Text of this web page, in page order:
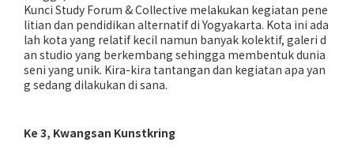
Kunci Study Forum & Collective melakukan kegiatan pene
litian dan pendidikan alternatif di Yogyakarta. Kota ini ada
lah kota yang relatif kecil namun banyak kolektif, galeri d
an studio yang berkembang sehingga membentuk dunia
seni yang unik. Kira-kira tantangan dan kegiatan apa yan
g sedang dilakukan di sana.
Ke 3, Kwangsan Kunstkring